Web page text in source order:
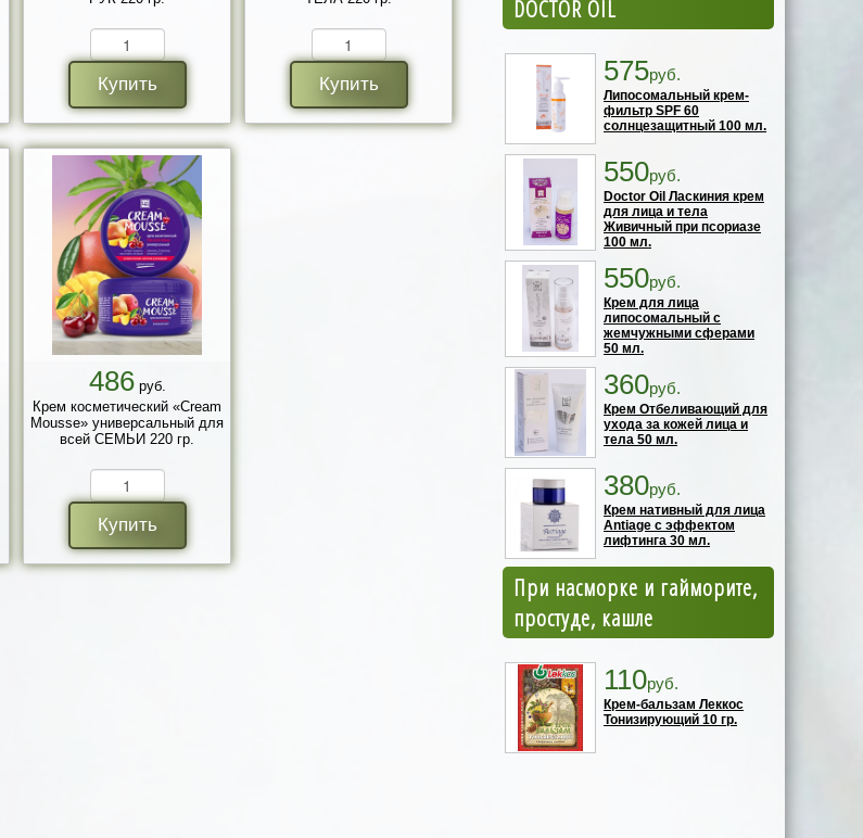
Купить Купить
486руб.
Крем косметический «Cream
Mousse» универсальный для
всей СЕМЬИ 220 гр.
Купить
DOCTOR OIL
575руб.
Липосомальный крем-
фильтр SPF 60
солнцезащитный 100 мл.
550руб.
Doctor Oil Ласкиния крем
для лица и тела
Живичный при псориазе
100 мл.
550руб.
Крем для лица
липосомальный с
жемчужными сферами
50 мл.
360руб.
Крем Отбеливающий для
ухода за кожей лица и
тела 50 мл.
380руб.
Крем нативный для лица
Antiage с эффектом
лифтинга 30 мл.
При насморке и гайморите,
простуде, кашле
110руб.
Крем-бальзам Леккос
Тонизирующий 10 гр.